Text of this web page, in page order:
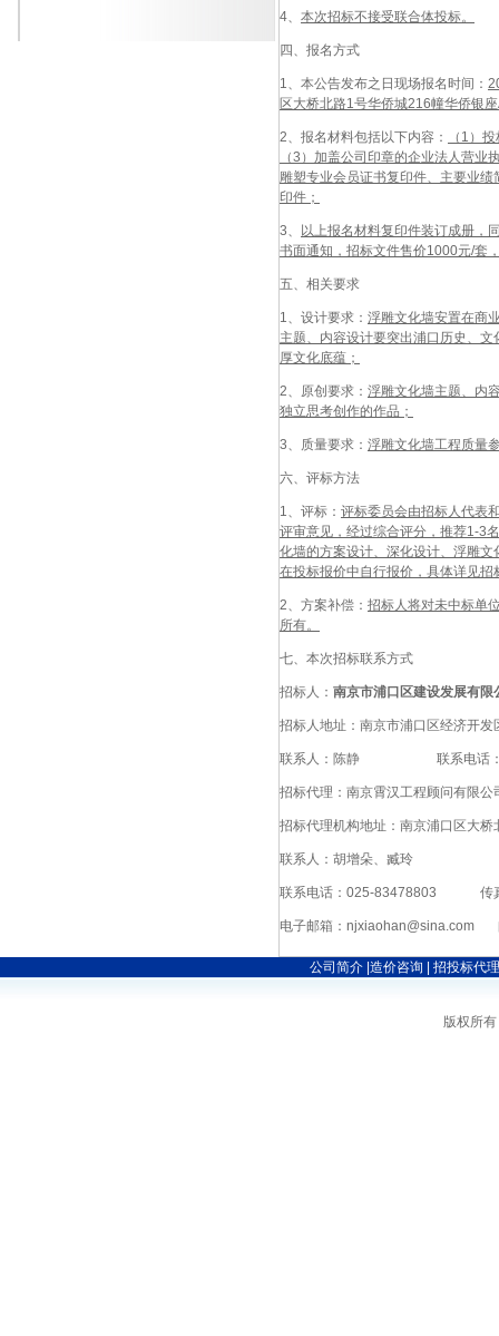
4、 本次招标不接受联合体投标。
四、报名方式
1、本公告发布之日现场报名时间：
区大桥北路1号华侨城216幢华侨银
2、报名材料包括以下内容：
（1）
（3）加盖公司印章的企业法人营
雕塑专业会员证书复印件、主要业
印件；
3、
以上报名材料复印件装订成册，
书面通知，招标文件售价1000元/套
五、相关要求
1、设计要求： 浮雕文化墙安置在商
主题、内容设计要突出浦口历史、
厚文化底蕴；
2、原创要求： 浮雕文化墙主题、内
独立思考创作的作品；
3、质量要求： 浮雕文化墙工程质量
六、评标方法
1、评标： 评标委员会由招标人代表
评审意见，经过综合评分，推荐1-3
化墙的方案设计、深化设计、浮雕
在投标报价中自行报价，具体详见招
2、方案补偿： 招标人将对未中标单
所有。
七、本次招标联系方式
招标人： 南京市浦口区建设发展有限
招标人地址：南京市浦口区经济开
联系人：陈静 联系电话：
招标代理：南京霄汉工程顾问有限公
招标代理机构地址：南京浦口区大
联系人：胡增朵、臧玲
联系电话：025-83478803 传真
电子邮箱：njxiaohan@sina.com
公司简介 造价咨询 招投标代
版权所